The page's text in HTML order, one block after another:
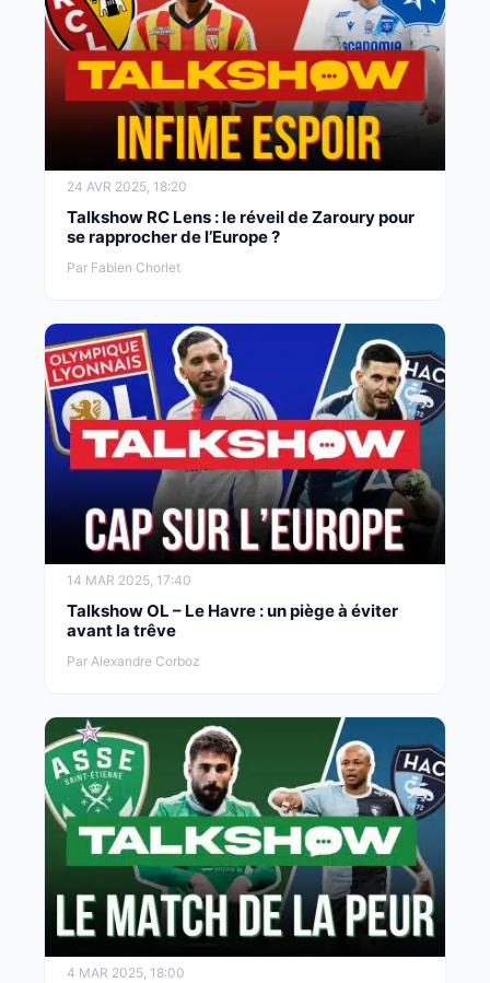
24 AVR 2025, 18:20
Talkshow RC Lens : le réveil de Zaroury pour
se rapprocher de l’Europe ?
Par Fabien Chorlet
14 MAR 2025, 17:40
Talkshow OL – Le Havre : un piège à éviter
avant la trêve
Par Alexandre Corboz
4 MAR 2025, 18:00